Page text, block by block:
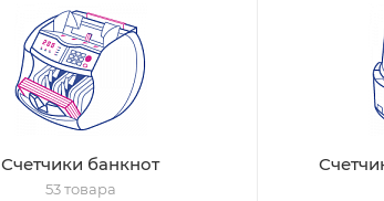
Счетчики банкнот
53 товара